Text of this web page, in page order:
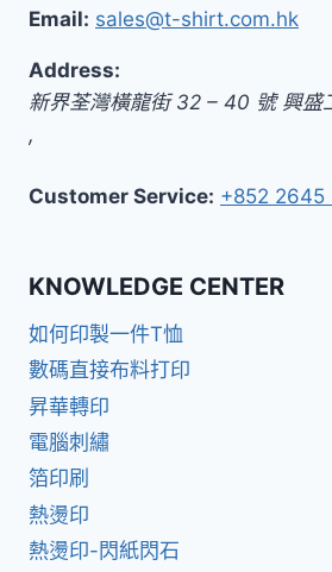
Email: sales@t-shirt.com.hk
Address:
新界荃灣橫龍街 32 – 40 號 興盛
,
Customer Service: +852 2645
KNOWLEDGE CENTER
如何印製一件T恤
數碼直接布料打印
昇華轉印
電腦刺繡
箔印刷
熱燙印
熱燙印-閃紙閃石